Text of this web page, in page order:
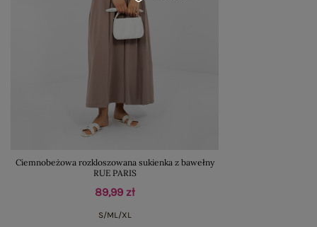
Ciemnobeżowa rozkloszowana sukienka z bawełny
RUE PARIS
89,99 zł
S/ML/XL